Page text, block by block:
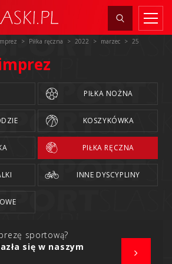
Piłka ręczna 2022 marzec 25
PIŁKA NOŻNA
KOSZYKÓWKA
PIŁKA RĘCZNA
INNE DYSCYPLINY
sportową?
się w naszym